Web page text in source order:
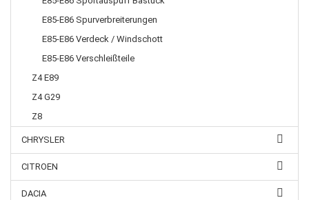
E85-E86 Spurverbreiterungen
E85-E86 Verdeck / Windschott
E85-E86 Verschleißteile
Z4 E89
Z4 G29
Z8
CHRYSLER
CITROEN
DACIA